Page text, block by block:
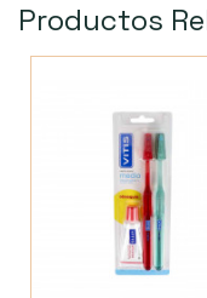
Productos